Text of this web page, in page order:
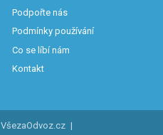
Podpořte nás
Podmínky používání
Co se líbí nám
Kontakt
VšezaOdvoz.cz |